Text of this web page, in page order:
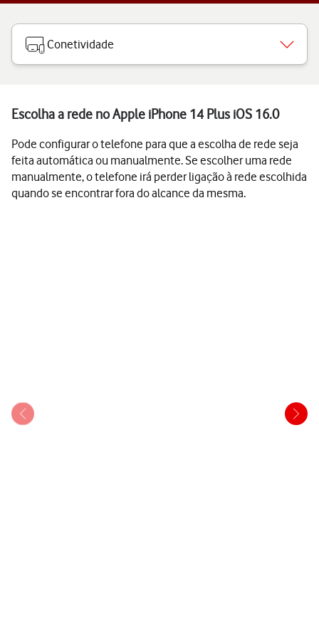
Conetividade
Escolha a rede no Apple iPhone 14 Plus iOS 16.0
Pode configurar o telefone para que a escolha de rede seja
feita automática ou manualmente. Se escolher uma rede
manualmente, o telefone irá perder ligação à rede escolhida
quando se encontrar fora do alcance da mesma.